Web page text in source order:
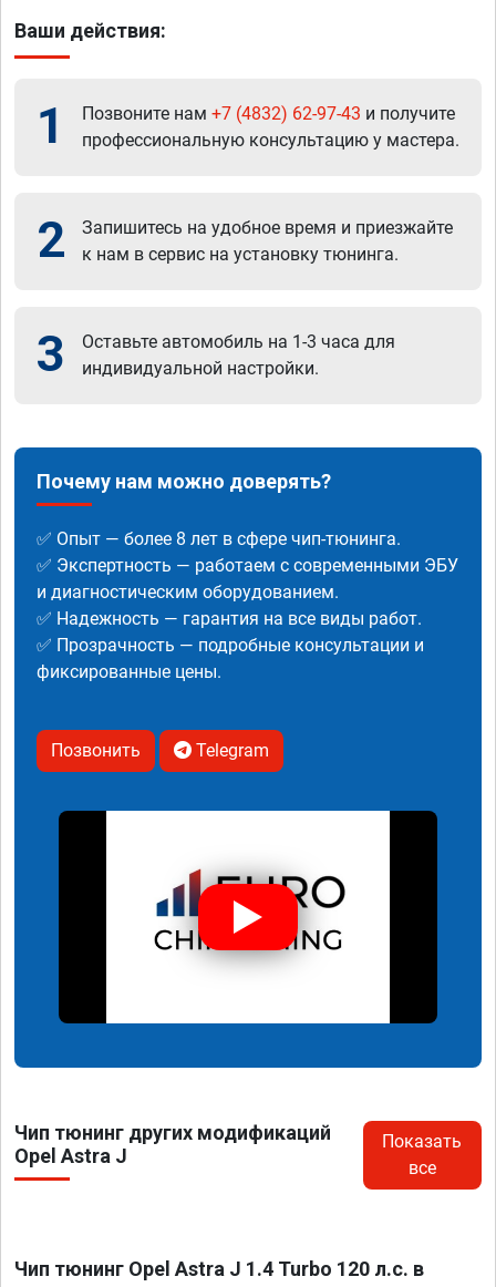
Ваши действия:
1 Позвоните нам +7 (4832) 62-97-43 и получите
профессиональную консультацию у мастера.
2
Запишитесь на удобное время и приезжайте
к нам в сервис на установку тюнинга.
3
Оставьте автомобиль на 1-3 часа для
индивидуальной настройки.
Почему нам можно доверять?
✅ Опыт — более 8 лет в сфере чип-тюнинга.
✅ Экспертность — работаем с современными ЭБУ
и диагностическим оборудованием.
✅ Надежность — гарантия на все виды работ.
✅ Прозрачность — подробные консультации и
фиксированные цены.
Позвонить Telegram
Чип тюнинг других модификаций
Opel Astra J
Показать
все
Чип тюнинг Opel Astra J 1.4 Turbo 120 л.с. в